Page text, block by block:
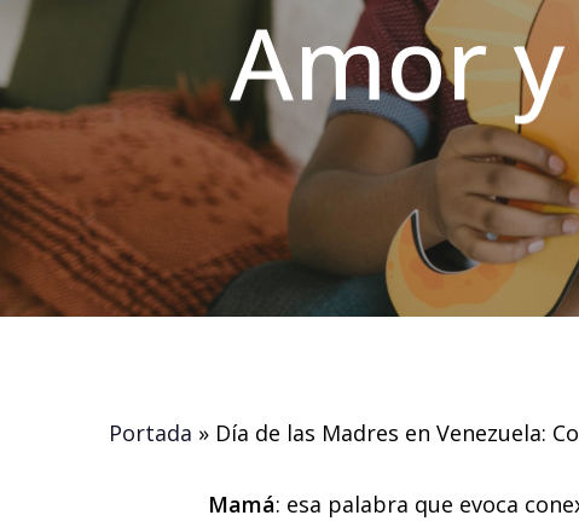
Amor
Portada » Día de las Madres en Venezuela:
Mamá: esa palabra que evoca